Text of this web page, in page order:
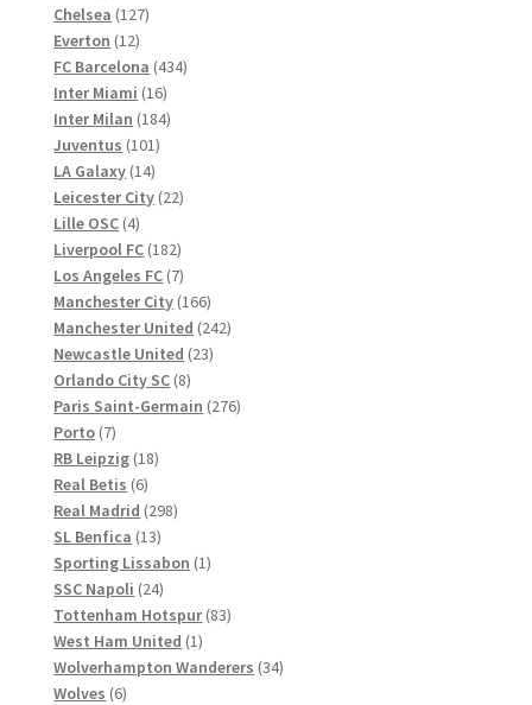
Produkte
Chelsea 127127
Everton 1212
Produkte
FC Barcelona 434434
Inter Miami 1616
Produkte
Inter Milan 184184
Juventus 101101
LA Galaxy 1414
Produkte
Leicester City 2222
Lille OSC 44
Produkte
Liverpool FC 182182
Produkte
Los Angeles FC 77
Produkte
Manchester City 166166
Produkte
Manchester United 242242
Newcastle United 2323
Orlando City SC 88
Produkte
Paris Saint-Germain 276276
Porto 77
Produkte
RB Leipzig 1818
Real Betis 66
Produkte
Real Madrid 298298
SL Benfica 1313
Produkte
Sporting Lissabon 11
SSC Napoli 2424
Produkte
Tottenham Hotspur 8383
West Ham United 11
Produkt
Wolverhampton Wanderers 3434
Wolves 66